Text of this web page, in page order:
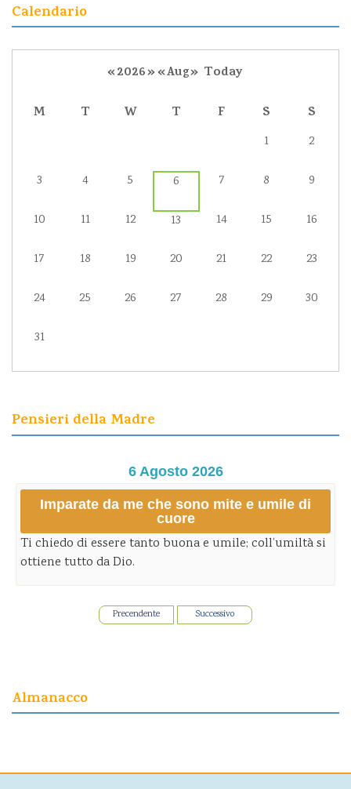
Calendario
«2026»«Aug» Today
M
T W T F S S
1 2
3 4 5 6 7 8 9
10 11 12 13 14 15 16
17 18 19 20 21 22 23
24 25 26 27 28 29 30
31
Pensieri della Madre
6 Agosto 2026
Imparate da me che sono mite e umile di
cuore
Ti chiedo di essere tanto buona e umile; coll’umiltà si
ottiene tutto da Dio.
Precendente Successivo
Almanacco